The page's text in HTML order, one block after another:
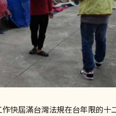
快屆滿台灣法規在台年限的